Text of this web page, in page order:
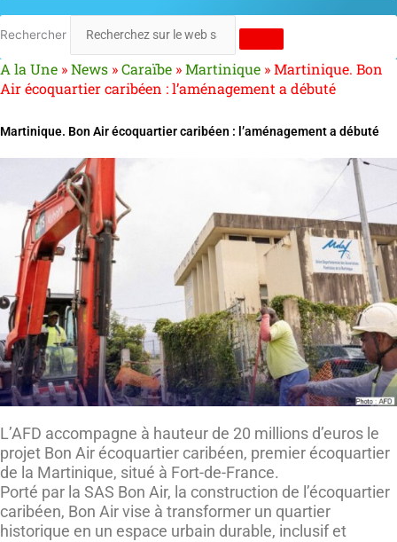
Rechercher
A la Une »News »Caraïbe »Martinique »Martinique. Bon
Air écoquartier caribéen : l’aménagement a débuté
Martinique. Bon Air écoquartier caribéen : l’aménagement a débuté
L’AFD accompagne à hauteur de 20 millions d’euros le
projet Bon Air écoquartier caribéen, premier écoquartier
de la Martinique, situé à Fort-de-France.
Porté par la SAS Bon Air, la construction de l’écoquartier
caribéen, Bon Air vise à transformer un quartier
historique en un espace urbain durable, inclusif et